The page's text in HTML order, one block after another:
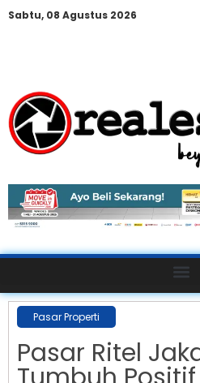
Sabtu, 08 Agustus 2026
Pasar Properti
Pasar Ritel